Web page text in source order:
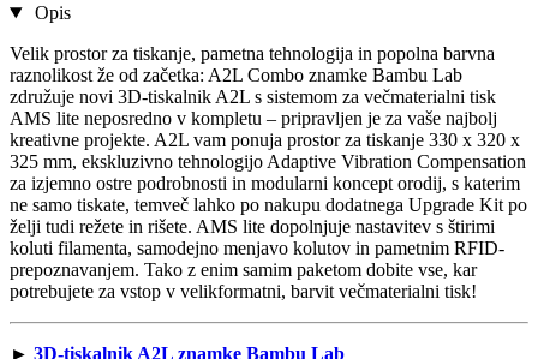
Opis
Velik prostor za tiskanje, pametna tehnologija in popolna barvna
raznolikost že od začetka: A2L Combo znamke Bambu Lab
združuje novi 3D-tiskalnik A2L s sistemom za večmaterialni tisk
AMS lite neposredno v kompletu – pripravljen je za vaše najbolj
kreativne projekte. A2L vam ponuja prostor za tiskanje 330 x 320 x
325 mm, ekskluzivno tehnologijo Adaptive Vibration Compensation
za izjemno ostre podrobnosti in modularni koncept orodij, s katerim
ne samo tiskate, temveč lahko po nakupu dodatnega Upgrade Kit po
želji tudi režete in rišete. AMS lite dopolnjuje nastavitev s štirimi
koluti filamenta, samodejno menjavo kolutov in pametnim RFID-
prepoznavanjem. Tako z enim samim paketom dobite vse, kar
potrebujete za vstop v velikformatni, barvit večmaterialni tisk!
► 3D-tiskalnik A2L znamke Bambu Lab